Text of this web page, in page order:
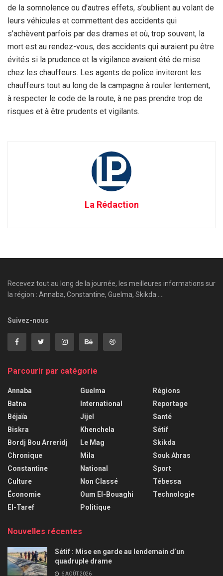
de la somnolence ou d’autres effets, s’oublient au volant de
leurs véhicules et commettent des accidents qui
s’achèvent parfois par des drames et où, trop souvent, la
mort est au rendez-vous, des accidents qui auraient pu être
évités si la prudence et la vigilance avaient été de mise
chez les chauffeurs. Les agents de police inviteront les
chauffeurs tout au long de la campagne à rouler lentement,
à respecter le code de la route, à ne pas prendre trop de
risques et à être prudents et vigilants.
La Rédaction
Recevez tout au long de la journée, les meilleures informations sur
la région : Annaba, Constantine, Guelma, Skikda ....
Suivez-nous
Parcourir par catégorie
Annaba
Batna
Béjaïa
Biskra
Bordj Bou Arreridj
Chronique
Constantine
Culture
Économie
El-Taref
Guelma
International
Jijel
Khenchela
Le Mag
Mila
National
Non Classé
Oum El-Bouaghi
Politique
Régions
Reportage
Santé
Sétif
Skikda
Souk Ahras
Sport
Tébessa
Technologie
Nouvelles récentes
Sétif : Mise en garde au lendemain d’un
quadruple drame
6 AOÛT 2026